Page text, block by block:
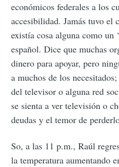
económicos federales a los
accesibilidad. Jamás tuvo el
existía cosa alguna como un
español. Dice que muchas
dinero para apoyar, pero
a muchos de los
del televisor o alguna red
se sienta a ver televisión o
deudas y el temor de
So, a las 11 p.m., Raúl
la temperatura aumentando